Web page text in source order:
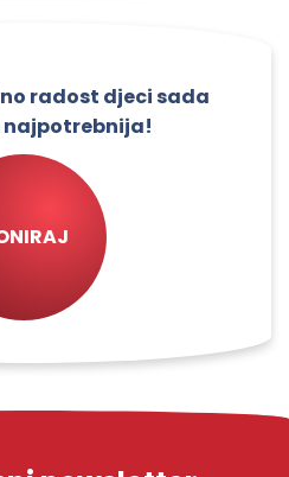
radost djeci sada
najpotrebnija!